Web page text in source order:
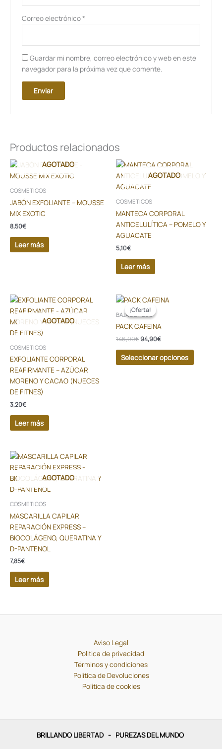
Correo electrónico*
Guardar mi nombre, correo electrónico y web en este
navegador para la próxima vez que comente.
Productos relacionados
AGOTADO
COSMETICOS
JABÓN EXFOLIANTE – MOUSSE
MIX EXOTIC
8,50€
Leer más
AGOTADO
COSMETICOS
MANTECA CORPORAL
ANTICELULÍTICA – POMELO Y
AGUACATE
5,10€
Leer más
AGOTADO
COSMETICOS
EXFOLIANTE CORPORAL
REAFIRMANTE – AZÚCAR
MORENO Y CACAO (NUECES
DE FITNES)
3,20€
Leer más
¡Oferta!
¡Oferta!
BAJA DE PESO
PACK CAFEINA
146,00€
El
precio
original
era:
146,00€.
94,90€
El
94,90€.
Seleccionar opciones Las
opciones
AGOTADO
COSMETICOS
MASCARILLA CAPILAR
REPARACIÓN EXPRESS –
BIOCOLÁGENO, QUERATINA Y
D-PANTENOL
7,85€
Leer más
Aviso Legal
Politica de privacidad
Términos y condiciones
Política de Devoluciones
Política de cookies
BRILLANDO LIBERTAD - PUREZAS DEL MUNDO